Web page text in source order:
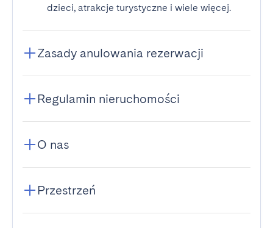
dzieci, atrakcje turystyczne i wiele więcej.
Zasady anulowania rezerwacji
Regulamin nieruchomości
O nas
Przestrzeń